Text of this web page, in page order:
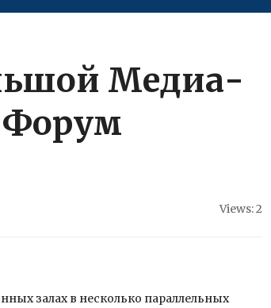
Медиа-
Views: 2
залах в несколько параллельных